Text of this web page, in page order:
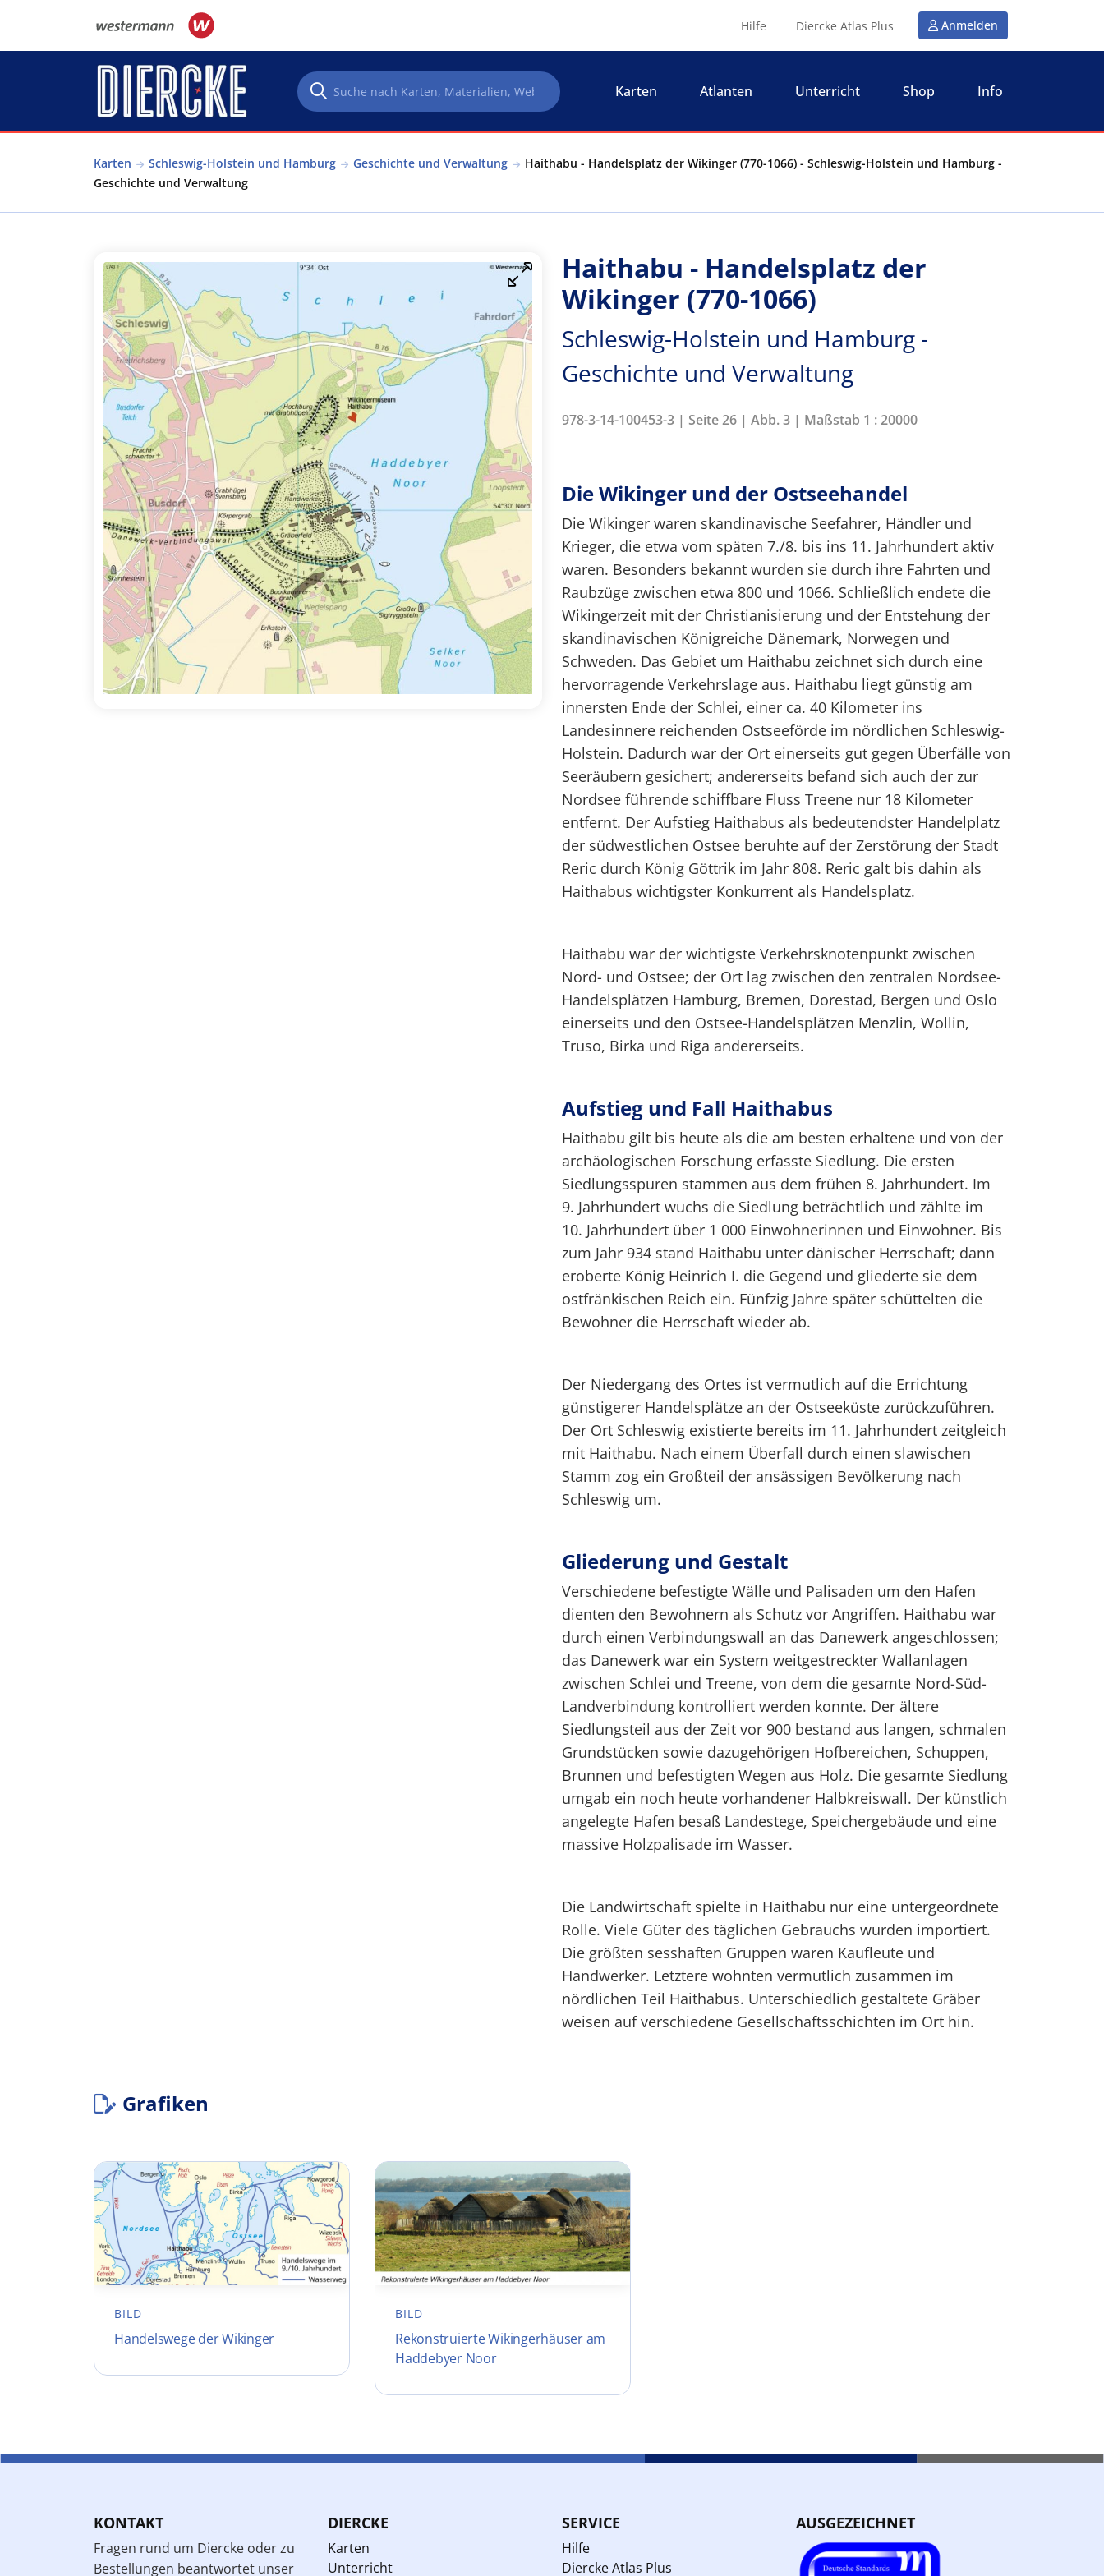
Hilfe Diercke Atlas Plus Anmelden
Karten Atlanten Unterricht Shop Info
Karten Schleswig-Holstein und Hamburg Geschichte und Verwaltung
Haithabu - Handelsplatz der Wikinger (770-1066) - Schleswig-Holstein und Hamburg -
Geschichte und Verwaltung
Haithabu - Handelsplatz der
Wikinger (770-1066)
Schleswig-Holstein und Hamburg -
Geschichte und Verwaltung
978-3-14-100453-3 | Seite 26 | Abb. 3 | Maßstab 1 : 20000
Die Wikinger und der Ostseehandel
Die Wikinger waren skandinavische Seefahrer, Händler und
Krieger, die etwa vom späten 7./8. bis ins 11. Jahrhundert aktiv
waren. Besonders bekannt wurden sie durch ihre Fahrten und
Raubzüge zwischen etwa 800 und 1066. Schließlich endete die
Wikingerzeit mit der Christianisierung und der Entstehung der
skandinavischen Königreiche Dänemark, Norwegen und
Schweden. Das Gebiet um Haithabu zeichnet sich durch eine
hervorragende Verkehrslage aus. Haithabu liegt günstig am
innersten Ende der Schlei, einer ca. 40 Kilometer ins
Landesinnere reichenden Ostseeförde im nördlichen Schleswig-
Holstein. Dadurch war der Ort einerseits gut gegen Überfälle von
Seeräubern gesichert; andererseits befand sich auch der zur
Nordsee führende schiffbare Fluss Treene nur 18 Kilometer
entfernt. Der Aufstieg Haithabus als bedeutendster Handelplatz
der südwestlichen Ostsee beruhte auf der Zerstörung der Stadt
Reric durch König Göttrik im Jahr 808. Reric galt bis dahin als
Haithabus wichtigster Konkurrent als Handelsplatz.
Haithabu war der wichtigste Verkehrsknotenpunkt zwischen
Nord- und Ostsee; der Ort lag zwischen den zentralen Nordsee-
Handelsplätzen Hamburg, Bremen, Dorestad, Bergen und Oslo
einerseits und den Ostsee-Handelsplätzen Menzlin, Wollin,
Truso, Birka und Riga andererseits.
Aufstieg und Fall Haithabus
Haithabu gilt bis heute als die am besten erhaltene und von der
archäologischen Forschung erfasste Siedlung. Die ersten
Siedlungsspuren stammen aus dem frühen 8. Jahrhundert. Im
9. Jahrhundert wuchs die Siedlung beträchtlich und zählte im
10. Jahrhundert über 1 000 Einwohnerinnen und Einwohner. Bis
zum Jahr 934 stand Haithabu unter dänischer Herrschaft; dann
eroberte König Heinrich I. die Gegend und gliederte sie dem
ostfränkischen Reich ein. Fünfzig Jahre später schüttelten die
Bewohner die Herrschaft wieder ab.
Der Niedergang des Ortes ist vermutlich auf die Errichtung
günstigerer Handelsplätze an der Ostseeküste zurückzuführen.
Der Ort Schleswig existierte bereits im 11. Jahrhundert zeitgleich
mit Haithabu. Nach einem Überfall durch einen slawischen
Stamm zog ein Großteil der ansässigen Bevölkerung nach
Schleswig um.
Gliederung und Gestalt
Verschiedene befestigte Wälle und Palisaden um den Hafen
dienten den Bewohnern als Schutz vor Angriffen. Haithabu war
durch einen Verbindungswall an das Danewerk angeschlossen;
das Danewerk war ein System weitgestreckter Wallanlagen
zwischen Schlei und Treene, von dem die gesamte Nord-Süd-
Landverbindung kontrolliert werden konnte. Der ältere
Siedlungsteil aus der Zeit vor 900 bestand aus langen, schmalen
Grundstücken sowie dazugehörigen Hofbereichen, Schuppen,
Brunnen und befestigten Wegen aus Holz. Die gesamte Siedlung
umgab ein noch heute vorhandener Halbkreiswall. Der künstlich
angelegte Hafen besaß Landestege, Speichergebäude und eine
massive Holzpalisade im Wasser.
Die Landwirtschaft spielte in Haithabu nur eine untergeordnete
Rolle. Viele Güter des täglichen Gebrauchs wurden importiert.
Die größten sesshaften Gruppen waren Kaufleute und
Handwerker. Letztere wohnten vermutlich zusammen im
nördlichen Teil Haithabus. Unterschiedlich gestaltete Gräber
weisen auf verschiedene Gesellschaftsschichten im Ort hin.
Grafiken
BILD
Handelswege der Wikinger
BILD
Rekonstruierte Wikingerhäuser am
Haddebyer Noor
KONTAKT
Fragen rund um Diercke oder zu
Bestellungen beantwortet unser
DIERCKE
Karten
Unterricht
SERVICE
Hilfe
Diercke Atlas Plus
AUSGEZEICHNET